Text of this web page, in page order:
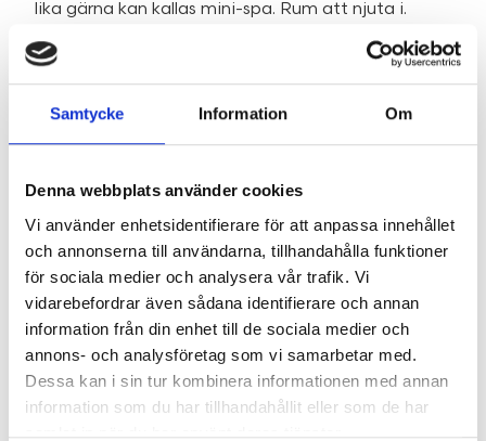
Samtycke Information Om
Denna webbplats använder cookies
Vi använder enhetsidentifierare för att anpassa innehållet
och annonserna till användarna, tillhandahålla funktioner
för sociala medier och analysera vår trafik. Vi
vidarebefordrar även sådana identifierare och annan
information från din enhet till de sociala medier och
annons- och analysföretag som vi samarbetar med.
Dessa kan i sin tur kombinera informationen med annan
information som du har tillhandahållit eller som de har
samlat in när du har använt deras tjänster.
lika gärna kan kallas mini-spa. Rum att njuta i.
Livet du drömt om. Gå ut på balkongen, din
alldeles egna kommandobrygga, och känn
stoltheten av att kunna bo såhär.
Känn att du är värd det allra, allra bästa. Du är värd
Norrtälje Torn.
det datum man har gjort sin intresseanmälan på
projektets hemsida.
Anmäl dig idag på
www.norrtaljetorn.se
SE HELA BESKRIVNINGEN